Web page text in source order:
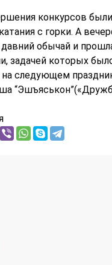
конкурсов
с горки. А
обычай и
задачей которых
на следующем